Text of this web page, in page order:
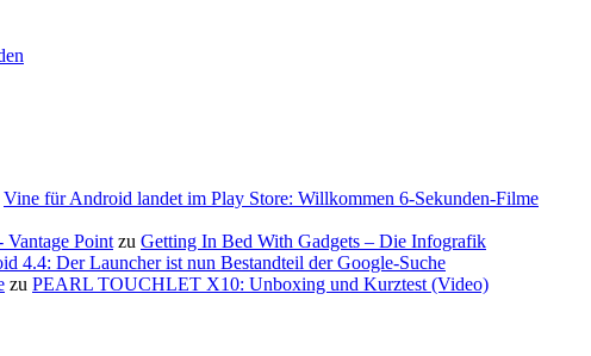
Vine für Android landet im Play Store: Willkommen 6-Sekunden-Filme
Vantage Pointzu Getting In Bed With Gadgets – Die Infografik
4.4: Der Launcher ist nun Bestandteil der Google-Suche
zu PEARL TOUCHLET X10: Unboxing und Kurztest (Video)